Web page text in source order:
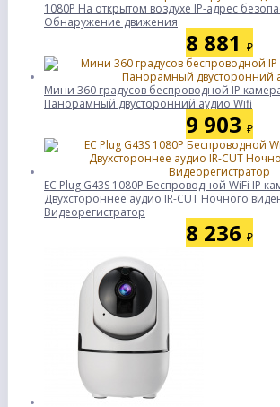
1080P На открытом воздухе IP-адрес
Обнаружение движения
8 881 ₽
Мини 360 градусов беспроводной IP
Панорамный двусторонний аудио Wifi
9 903 ₽
ЕС Plug G43S 1080P Беспроводной WiFi IP
Двухстороннее аудио IR-CUT Ночного
Видеорегистратор
8 236 ₽